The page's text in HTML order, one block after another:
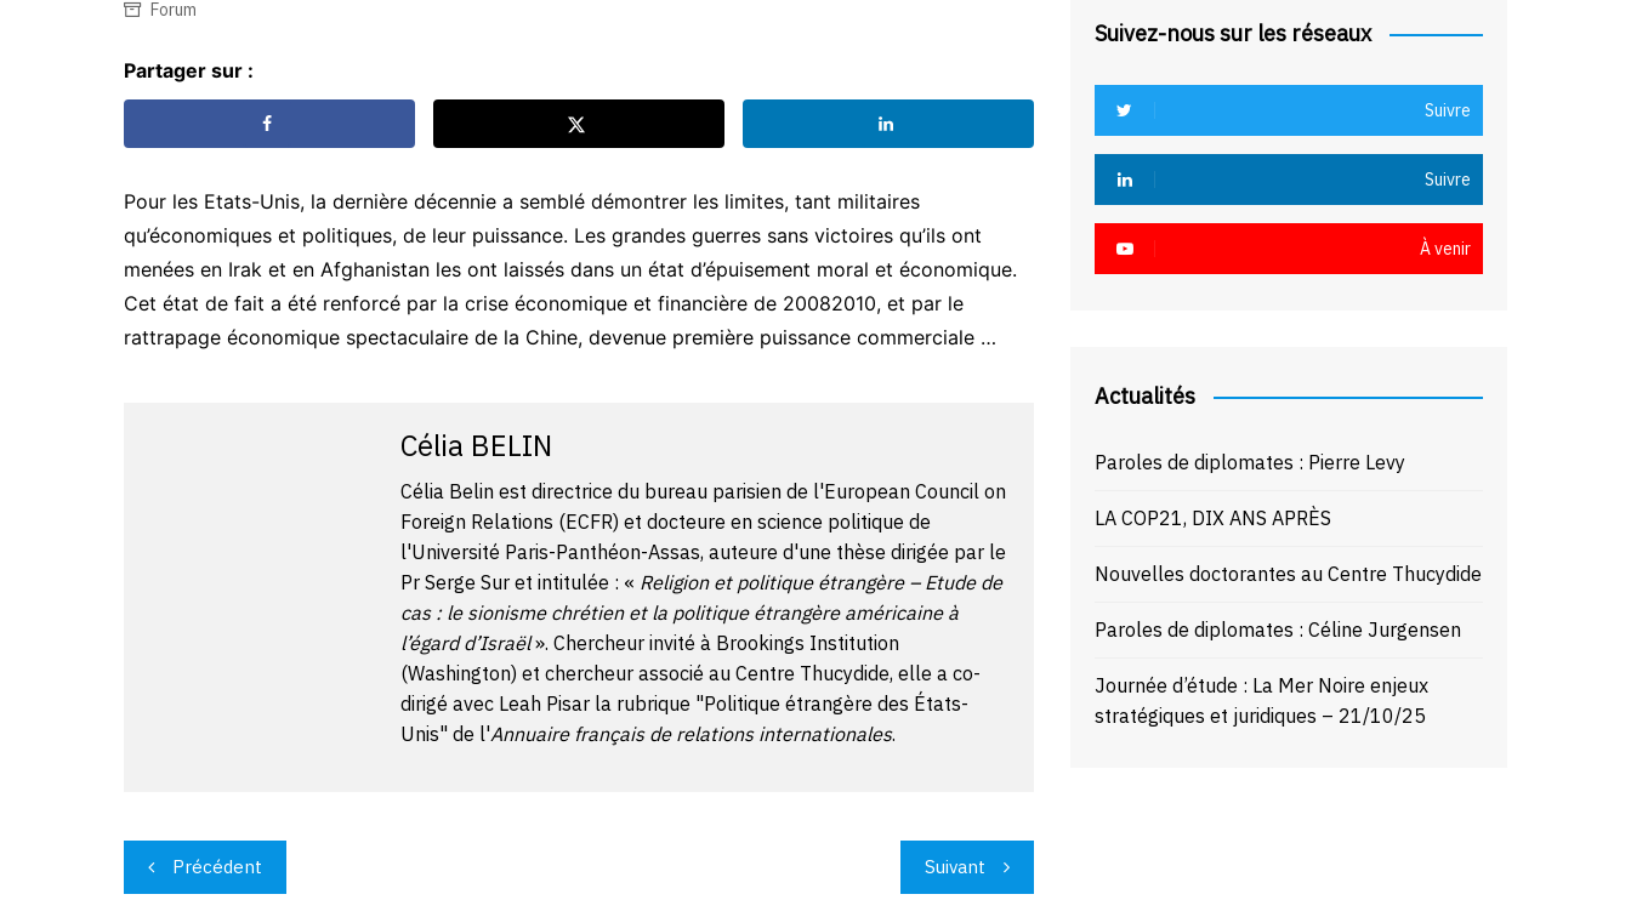
Forum
Partager sur :
Pour les Etats-­Unis, la dernière décennie a semblé démontrer les limites, tant militaires
qu’économiques et politiques, de leur puissance. Les grandes guerres sans victoires qu’ils ont
menées en Irak et en Afghanistan les ont laissés dans un état d’épuisement moral et économique.
Cet état de fait a été renforcé par la crise économique et financière de 2008­2010, et par le
rattrapage économique spectaculaire de la Chine, devenue première puissance commerciale …
Célia BELIN
Célia Belin est directrice du bureau parisien de l'European Council on
Foreign Relations (ECFR) et docteure en science politique de
l'Université Paris-Panthéon-Assas, auteure d'une thèse dirigée par le
Pr Serge Sur et intitulée : « Religion et politique étrangère – Etude de
cas : le sionisme chrétien et la politique étrangère américaine à
l’égard d’Israël». Chercheur invité à Brookings Institution
(Washington) et chercheur associé au Centre Thucydide, elle a co-
dirigé avec Leah Pisar la rubrique "Politique étrangère des États-
Unis" de l'Annuaire français de relations internationales.
Navigation
Précédent Suivant
Suivez-nous sur les réseaux
Suivre
Suivre
À venir
Actualités
Paroles de diplomates : Pierre Levy
LA COP21, DIX ANS APRÈS
Nouvelles doctorantes au Centre Thucydide
Paroles de diplomates : Céline Jurgensen
Journée d’étude : La Mer Noire enjeux
stratégiques et juridiques – 21/10/25